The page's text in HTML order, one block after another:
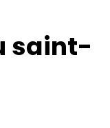
saint-